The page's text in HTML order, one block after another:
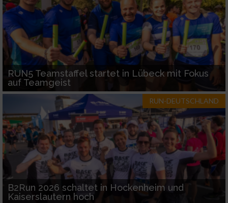
RUN5 Teamstaffel startet in Lübeck mit Fokus
auf Teamgeist
RUN-DEUTSCHLAND
B2Run 2026 schaltet in Hockenheim und
Kaiserslautern hoch